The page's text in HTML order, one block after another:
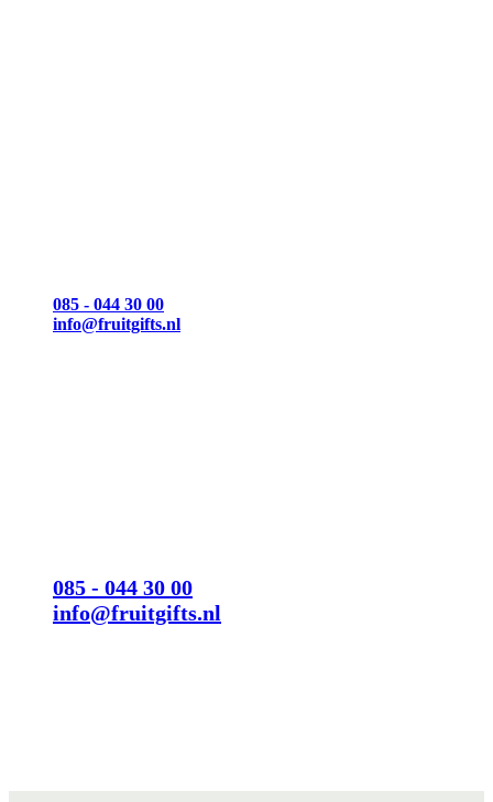
085 - 044 30 00
info@fruitgifts.nl
085 - 044 30 00
info@fruitgifts.nl